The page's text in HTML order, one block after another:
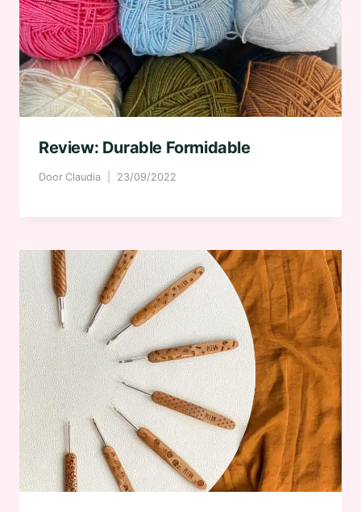
Review: Durable Formidable
Door Claudia 23/09/2022